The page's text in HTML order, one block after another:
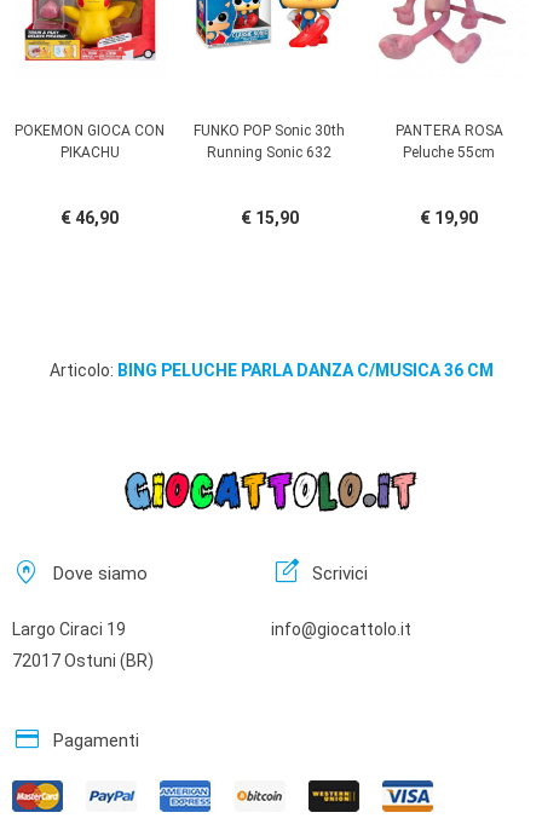
POKEMON GIOCA CON
PIKACHU
€ 46,90
FUNKO POP Sonic 30th
Running Sonic 632
€ 15,90
PANTERA ROSA
Peluche 55cm
€ 19,90
Articolo: BING PELUCHE PARLA DANZA C/MUSICA 36 CM
home_pin Dove siamo
Largo Ciraci 19
72017 Ostuni (BR)
edit_square Scrivici
info@giocattolo.it
credit_card Pagamenti